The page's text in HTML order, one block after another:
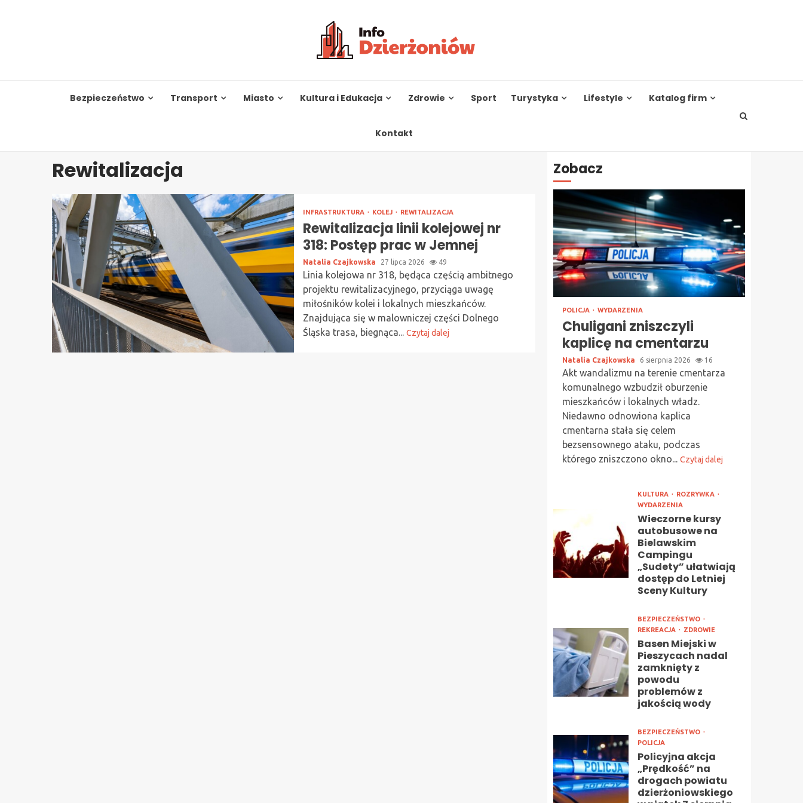
Bezpieczeństwo Transport Miasto Kultura i Edukacja Zdrowie Sport Turystyka Lifestyle Katalog firm
Kontakt
Rewitalizacja
INFRASTRUKTURA KOLEJ REWITALIZACJA
Rewitalizacja linii kolejowej nr
318: Postęp prac w Jemnej
Natalia Czajkowska 27 lipca 2026 49
Linia kolejowa nr 318, będąca częścią ambitnego
projektu rewitalizacyjnego, przyciąga uwagę
miłośników kolei i lokalnych mieszkańców.
Znajdująca się w malowniczej części Dolnego
Śląska trasa, biegnąca... Czytaj dalej
Zobacz
POLICJA WYDARZENIA
Chuligani zniszczyli
kaplicę na cmentarzu
Natalia Czajkowska 6 sierpnia 2026 16
Akt wandalizmu na terenie cmentarza
komunalnego wzbudził oburzenie
mieszkańców i lokalnych władz.
Niedawno odnowiona kaplica
cmentarna stała się celem
bezsensownego ataku, podczas
którego zniszczono okno... Czytaj dalej
KULTURA
ROZRYWKA
WYDARZENIA
Wieczorne kursy
autobusowe na
Bielawskim
Campingu
„Sudety” ułatwiają
dostęp do Letniej
Sceny Kultury
BEZPIECZEŃSTWO
REKREACJA
ZDROWIE
Basen Miejski w
Pieszycach nadal
zamknięty z
powodu
problemów z
jakością wody
BEZPIECZEŃSTWO
POLICJA
Policyjna akcja
„Prędkość” na
drogach powiatu
dzierżoniowskiego